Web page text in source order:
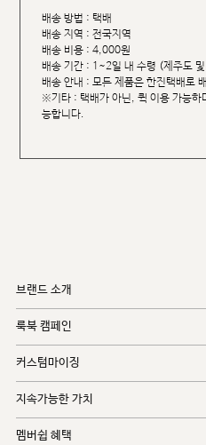
배송 방법 : 택배
배송 지역 : 전국지역
배송 비용 : 4,000원
배송 기간 : 1~2일 내 수령 (제주도
배송 안내 : 모든 제품은 한진택배로
※기타 : 택배가 아닌, 퀵 이용 가능하
능합니다.
브랜드 소개
룩북 캠페인
커스텀마이징
지속가능한 가치
멤버쉽 혜택